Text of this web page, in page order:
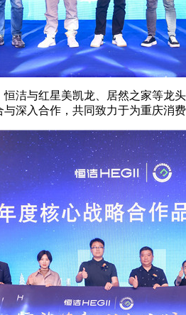
与红星美凯龙、居然之家等龙头
与深入合作，共同致力于为重庆消